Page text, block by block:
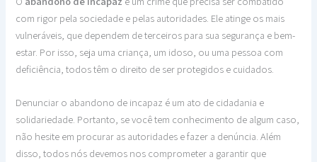
com rigor pela sociedade e pelas autoridades. Ele atinge os mais
vulneráveis, que dependem de terceiros para sua segurança e bem-
estar. Por isso, seja uma criança, um idoso, ou uma pessoa com
deficiência, todos têm o direito de ser protegidos e cuidados.
Denunciar o abandono de incapaz é um ato de cidadania e
solidariedade. Portanto, se você tem conhecimento de algum caso,
não hesite em procurar as autoridades e fazer a denúncia. Além
disso, todos nós devemos nos comprometer a garantir que